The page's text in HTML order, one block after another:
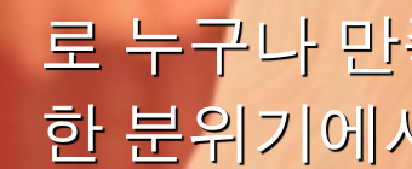
로 누구나
한 분위기에